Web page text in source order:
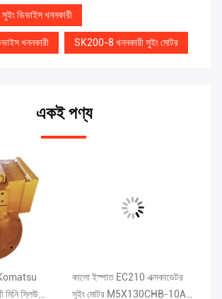
ডিভাইস খননকারী
খননকারী SK200-8 খননকারী সুইং মোটর
একই পণ্য
স্লিউ
কালো ইস্পাত EC210 এক্সকাভেটর
সুইং মোটর M5X130CHB-10A-